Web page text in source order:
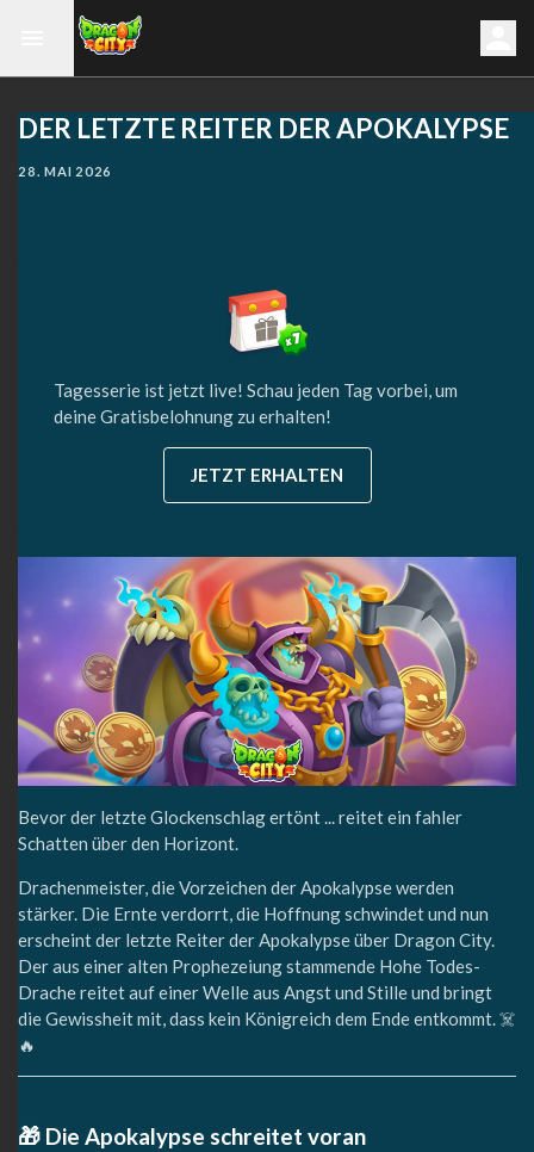
DER LETZTE REITER DER APOKALYPSE
28. MAI 2026
Tagesserie ist jetzt live! Schau jeden Tag vorbei, um
deine Gratisbelohnung zu erhalten!
JETZT ERHALTEN
Bevor der letzte Glockenschlag ertönt ... reitet ein fahler
Schatten über den Horizont.
Drachenmeister, die Vorzeichen der Apokalypse werden
stärker. Die Ernte verdorrt, die Hoffnung schwindet und nun
erscheint der letzte Reiter der Apokalypse über Dragon City.
Der aus einer alten Prophezeiung stammende Hohe Todes-
Drache reitet auf einer Welle aus Angst und Stille und bringt
die Gewissheit mit, dass kein Königreich dem Ende entkommt. ☠️
🔥
🎁 Die Apokalypse schreitet voran